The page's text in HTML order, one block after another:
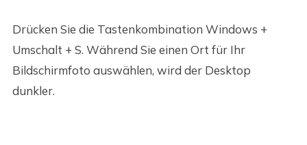
Drücken Sie die Tastenkombination Windows +
Umschalt + S. Während Sie einen Ort für Ihr
Bildschirmfoto auswählen, wird der Desktop
dunkler.